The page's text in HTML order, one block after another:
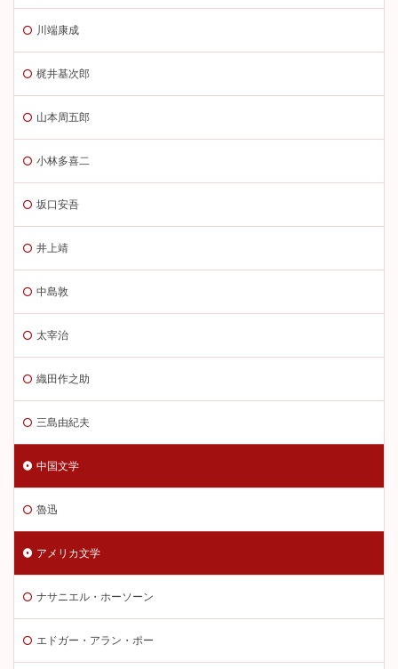
川端康成
梶井基次郎
山本周五郎
小林多喜二
坂口安吾
井上靖
中島敦
太宰治
織田作之助
三島由紀夫
中国文学
魯迅
アメリカ文学
ナサニエル・ホーソーン
エドガー・アラン・ポー